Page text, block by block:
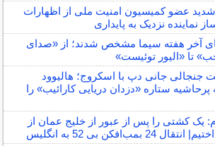
شدید عضو کمیسیون امنیت ملی از اظهارات
نماینده نزدیک به پایداری
آخر هفته سیما مشخص شدند؛ از «صدای
تا «الیور توئیست»
جنجالی جانی دپ با اسکروج؛ هالیوود
ستاره «دزدان دریایی کارائیب» را
یک کشتی را پس از عبور از خلیج عمان از
24 بمب‌افکن‌ بی 52 به انگلیس